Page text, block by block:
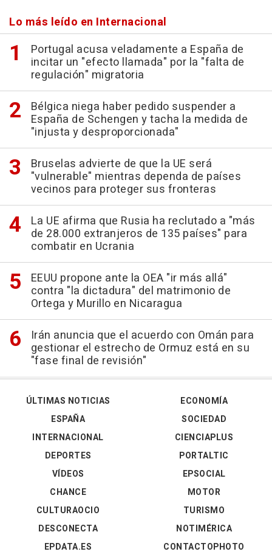
Lo más leído en Internacional
Portugal acusa veladamente a España de
incitar un "efecto llamada" por la "falta de
regulación" migratoria
Bélgica niega haber pedido suspender a
España de Schengen y tacha la medida de
"injusta y desproporcionada"
Bruselas advierte de que la UE será
"vulnerable" mientras dependa de países
vecinos para proteger sus fronteras
La UE afirma que Rusia ha reclutado a "más
de 28.000 extranjeros de 135 países" para
combatir en Ucrania
EEUU propone ante la OEA "ir más allá"
contra "la dictadura" del matrimonio de
Ortega y Murillo en Nicaragua
Irán anuncia que el acuerdo con Omán para
gestionar el estrecho de Ormuz está en su
"fase final de revisión"
ÚLTIMAS NOTICIAS
ESPAÑA
INTERNACIONAL
DEPORTES
VÍDEOS
ECONOMÍA
SOCIEDAD
CIENCIAPLUS
PORTALTIC
EPSOCIAL
CHANCE
CULTURAOCIO
DESCONECTA
EPDATA.ES
MOTOR
TURISMO
NOTIMÉRICA
CONTACTOPHOTO